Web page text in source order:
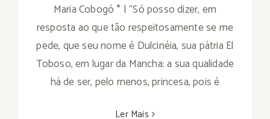
Maria Cobogó * | “Só posso dizer, em
resposta ao que tão respeitosamente se me
pede, que seu nome é Dulcinéia, sua pátria El
Toboso, em lugar da Mancha: a sua qualidade
há de ser, pelo menos, princesa, pois é
Ler Mais